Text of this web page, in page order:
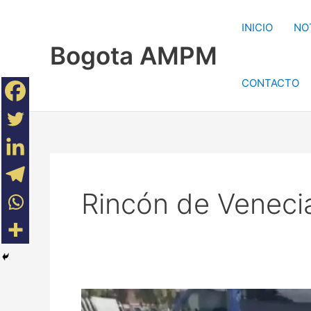
Bogota AMPM
INICIO
CONTACTO
Rincón de
Capturan